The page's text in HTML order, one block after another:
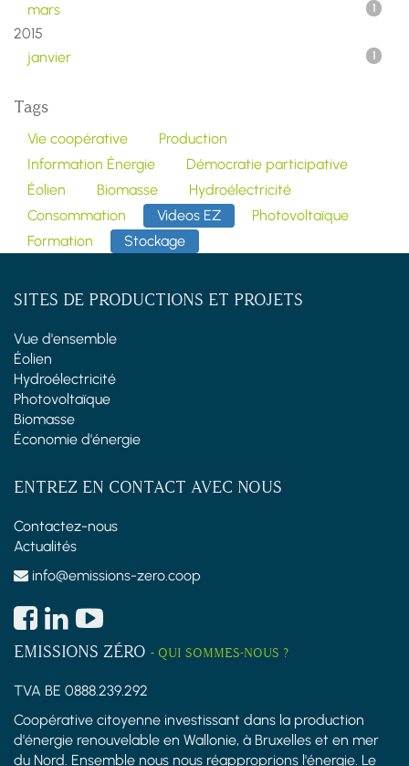
mars 1
2015
janvier
1
Tags
Vie coopérative
Production
Information Énergie
Démocratie participative
Éolien
Biomasse
Hydroélectricité
Consommation
Videos EZ
Photovoltaïque
Formation
Stockage
SITES DE PRODUCTIONS ET PROJETS
Vue d'ensemble
Éolien
Hydroélectricité
Photovoltaïque
Biomasse
Économie d'énergie
ENTREZ EN CONTACT AVEC NOUS
Contactez-nous
Actualités
info@emissions-zero.coop
EMISSIONS ZÉRO - QUI SOMMES-NOUS ?
TVA BE 0888.239.292
Coopérative citoyenne investissant dans la production
d'énergie renouvelable en Wallonie, à Bruxelles et en mer
du Nord. Ensemble nous nous réapproprions l'énergie. Le